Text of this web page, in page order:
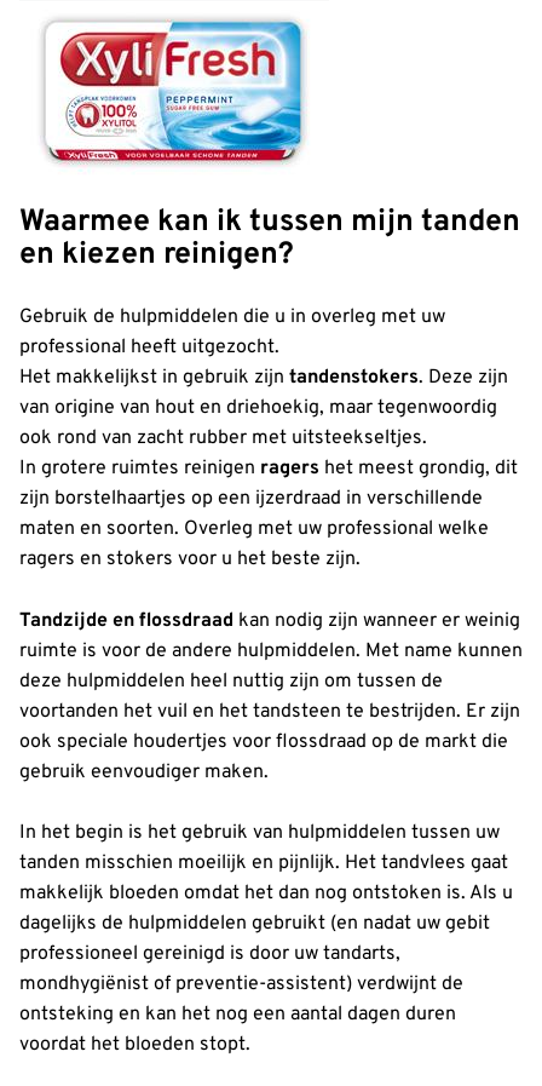
Waarmee kan ik tussen mijn tanden
en kiezen reinigen?
Gebruik de hulpmiddelen die u in overleg met uw
professional heeft uitgezocht.
Het makkelijkst in gebruik zijn tandenstokers. Deze zijn
van origine van hout en driehoekig, maar tegenwoordig
ook rond van zacht rubber met uitsteekseltjes.
In grotere ruimtes reinigen ragers het meest grondig, dit
zijn borstelhaartjes op een ijzerdraad in verschillende
maten en soorten. Overleg met uw professional welke
ragers en stokers voor u het beste zijn.
Tandzijde en flossdraad kan nodig zijn wanneer er weinig
ruimte is voor de andere hulpmiddelen. Met name kunnen
deze hulpmiddelen heel nuttig zijn om tussen de
voortanden het vuil en het tandsteen te bestrijden. Er zijn
ook speciale houdertjes voor flossdraad op de markt die
gebruik eenvoudiger maken.
In het begin is het gebruik van hulpmiddelen tussen uw
tanden misschien moeilijk en pijnlijk. Het tandvlees gaat
makkelijk bloeden omdat het dan nog ontstoken is. Als u
dagelijks de hulpmiddelen gebruikt (en nadat uw gebit
professioneel gereinigd is door uw tandarts,
mondhygiënist of preventie-assistent) verdwijnt de
ontsteking en kan het nog een aantal dagen duren
voordat het bloeden stopt.